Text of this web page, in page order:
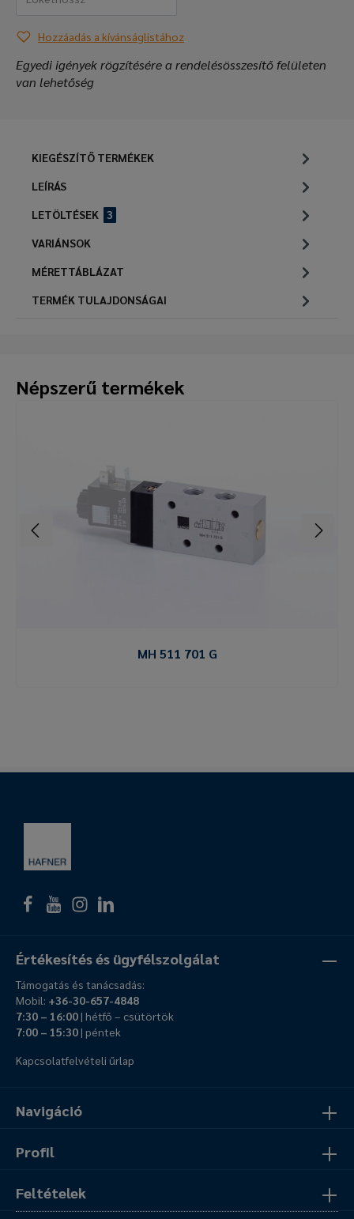
Hozzáadás a kívánságlistához
Egyedi igények rögzítésére a rendelésösszesítő felületen
van lehetőség
KIEGÉSZÍTŐ TERMÉKEK
LEÍRÁS
LETÖLTÉSEK
3
VARIÁNSOK
MÉRETTÁBLÁZAT
TERMÉK TULAJDONSÁGAI
Népszerű termékek
MH 511 701 G
Navigáció
Profil
Feltételek
Értékesítés és ügyfélszolgálat
Támogatás és tanácsadás:
Mobil: +36-30-657-4848
7:30 – 16:00| hétfő – csütörtök
7:00 – 15:30| péntek
Kapcsolatfelvételi űrlap